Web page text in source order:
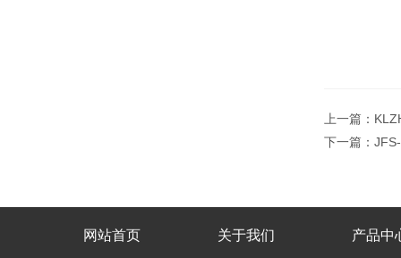
上一篇：
下一篇：
网站首页 关于我们 产品中